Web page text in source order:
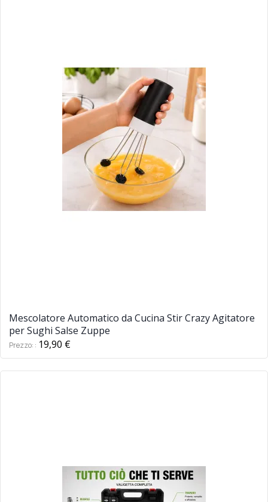
Mescolatore Automatico da Cucina Stir Crazy Agitatore
per Sughi Salse Zuppe
Prezzo: 19,90 €